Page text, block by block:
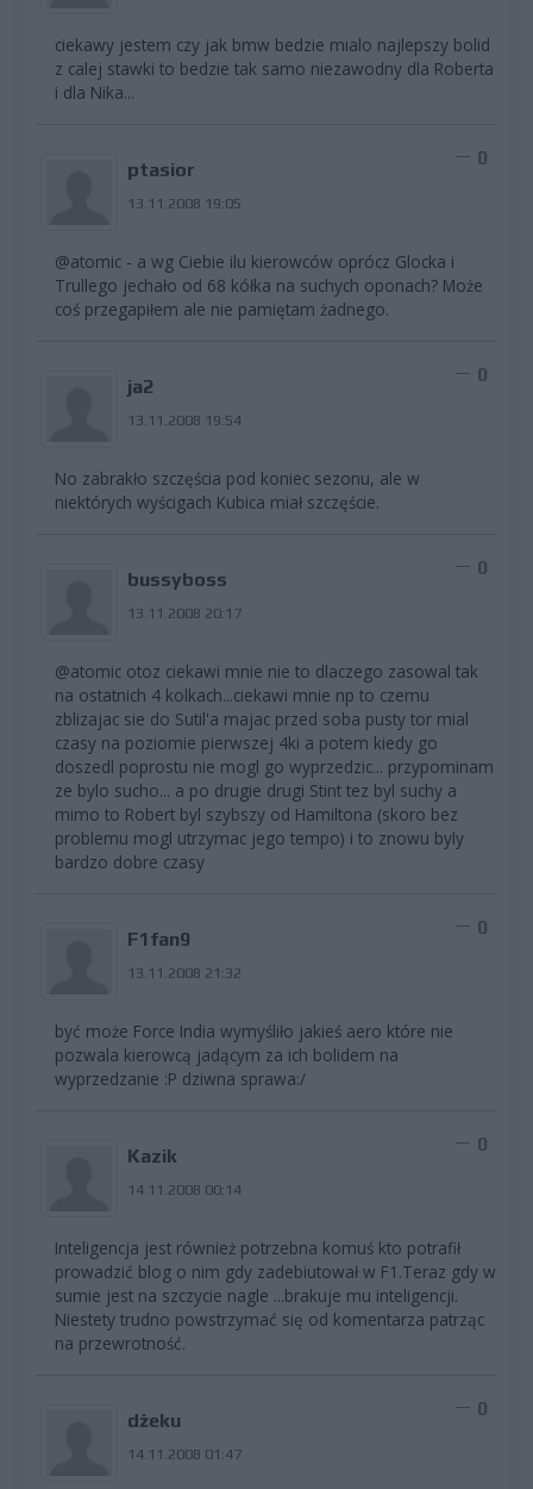
ciekawy jestem czy jak bmw bedzie mialo najlepszy bolid
z calej stawki to bedzie tak samo niezawodny dla Roberta
i dla Nika...
ptasior
13.11.2008 19:05
0
@atomic - a wg Ciebie ilu kierowców oprócz Glocka i
Trullego jechało od 68 kółka na suchych oponach? Może
coś przegapiłem ale nie pamiętam żadnego.
ja2
13.11.2008 19:54
0
No zabrakło szczęścia pod koniec sezonu, ale w
niektórych wyścigach Kubica miał szczęście.
bussyboss
13.11.2008 20:17
0
@atomic otoz ciekawi mnie nie to dlaczego zasowal tak
na ostatnich 4 kolkach...ciekawi mnie np to czemu
zblizajac sie do Sutil'a majac przed soba pusty tor mial
czasy na poziomie pierwszej 4ki a potem kiedy go
doszedl poprostu nie mogl go wyprzedzic... przypominam
ze bylo sucho... a po drugie drugi Stint tez byl suchy a
mimo to Robert byl szybszy od Hamiltona (skoro bez
problemu mogl utrzymac jego tempo) i to znowu byly
bardzo dobre czasy
F1fan9
13.11.2008 21:32
0
być może Force India wymyśliło jakieś aero które nie
pozwala kierowcą jadącym za ich bolidem na
wyprzedzanie :P dziwna sprawa:/
Kazik
14.11.2008 00:14
0
Inteligencja jest również potrzebna komuś kto potrafił
prowadzić blog o nim gdy zadebiutował w F1.Teraz gdy w
sumie jest na szczycie nagle ...brakuje mu inteligencji.
Niestety trudno powstrzymać się od komentarza patrząc
na przewrotność.
dżeku
14.11.2008 01:47
0